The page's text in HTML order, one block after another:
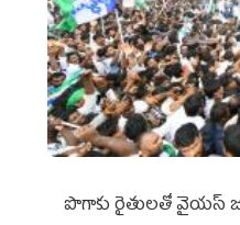
పొగాకు రైతుల‌తో వైయ‌స్